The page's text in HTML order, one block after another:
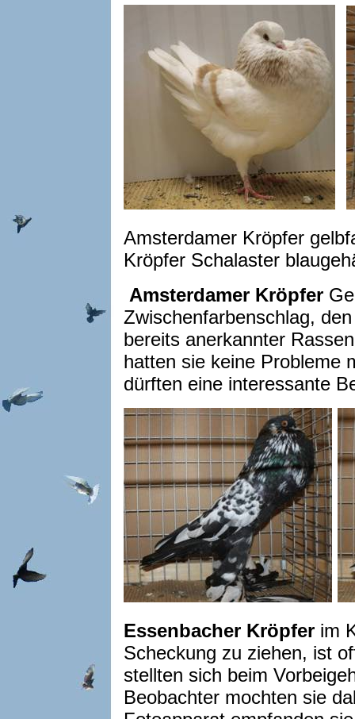
Amsterdamer Kröpfer
Kröpfer Schalaster
Amsterdamer Kröpfer
Zwischenfarbenschlag,
bereits anerkannter
hatten sie keine Probleme
dürften eine interessante
Essenbacher Kröpfer im
Scheckung zu ziehen, ist
stellten sich beim
Beobachter mochten sie